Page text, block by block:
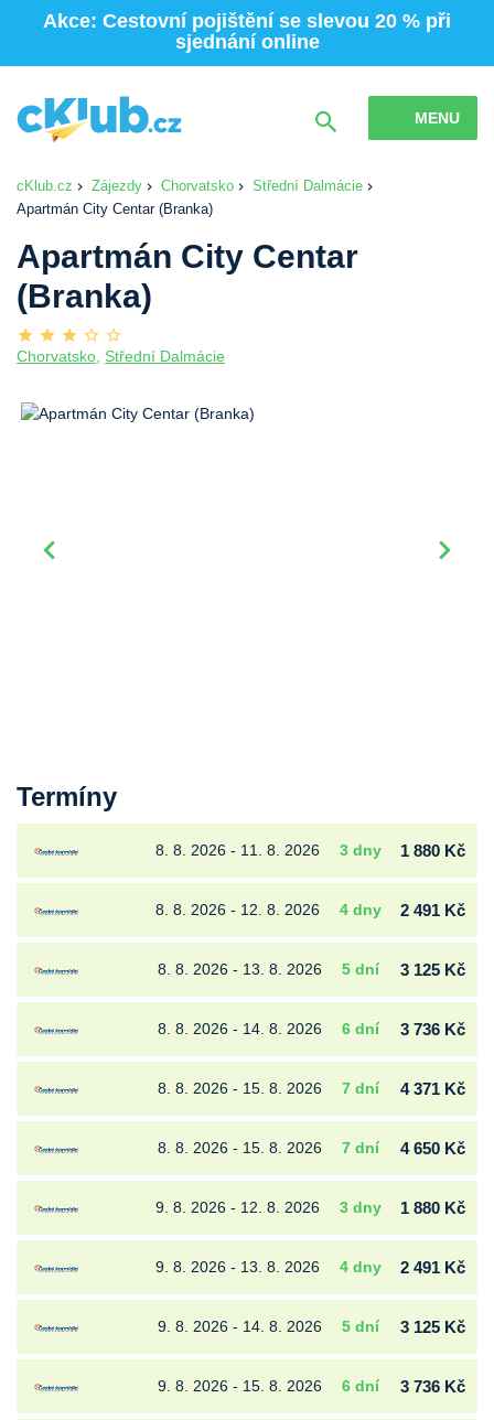
Akce: Cestovní pojištění se slevou 20 % při
sjednání online
MENU
cKlub.cz Zájezdy Chorvatsko
Střední Dalmácie
Apartmán City Centar (Branka)
Apartmán City Centar
(Branka)
Chorvatsko, Střední Dalmácie
Termíny
8. 8. 2026 - 11. 8. 2026 3 dny 1 880 Kč
8. 8. 2026 - 12. 8. 2026 4 dny 2 491 Kč
8. 8. 2026 - 13. 8. 2026 5 dní 3 125 Kč
8. 8. 2026 - 14. 8. 2026 6 dní 3 736 Kč
8. 8. 2026 - 15. 8. 2026 7 dní 4 371 Kč
8. 8. 2026 - 15. 8. 2026 7 dní 4 650 Kč
9. 8. 2026 - 12. 8. 2026 3 dny 1 880 Kč
9. 8. 2026 - 13. 8. 2026 4 dny 2 491 Kč
9. 8. 2026 - 14. 8. 2026 5 dní 3 125 Kč
9. 8. 2026 - 15. 8. 2026 6 dní 3 736 Kč